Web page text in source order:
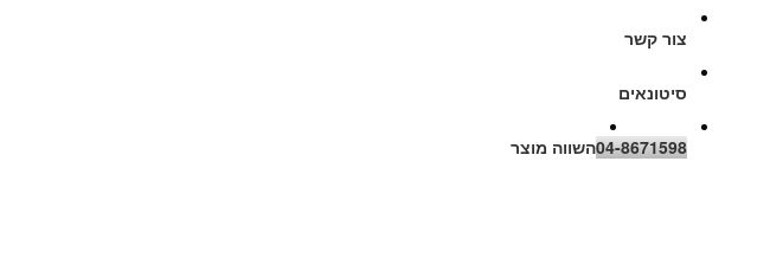
צור קשר
סיטונאים
04-8671598השווה מוצר